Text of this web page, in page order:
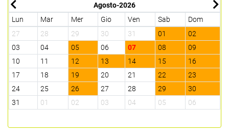
Agosto-2026
Lun
Mar Mer Gio Ven Sab
Dom
27
28 29 30 31 01
02
03
04 05 06 07 08
09
10
11 12 13 14 15
16
17
18 19 20 21 22
23
24
25 26 27 28 29
30
31
01 02 03 04 05 06